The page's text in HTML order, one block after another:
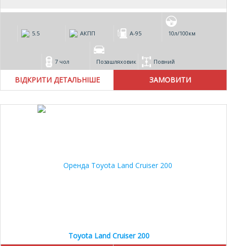
5.5 АКПП А-95 10л/100км
7 чол Позашляховик Повний
ВІДКРИТИ ДЕТАЛЬНІШЕ
Toyota Land Cruiser 200